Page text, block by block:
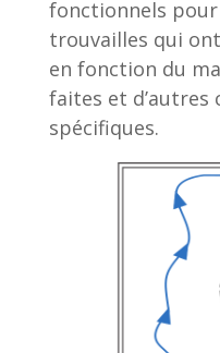
fonctionnels
trouvailles qui
en fonction du
faites et d’autres
spécifiques.